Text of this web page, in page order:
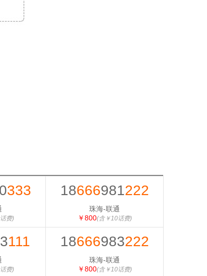
333
费)
18666981222
珠海-联通
￥800(含￥10话费)
111
费)
18666983222
珠海-联通
￥800(含￥10话费)